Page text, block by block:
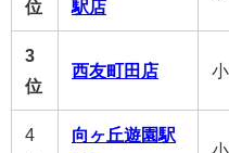
位
駅店
3
位
西友町田店
4
向ヶ丘遊園駅